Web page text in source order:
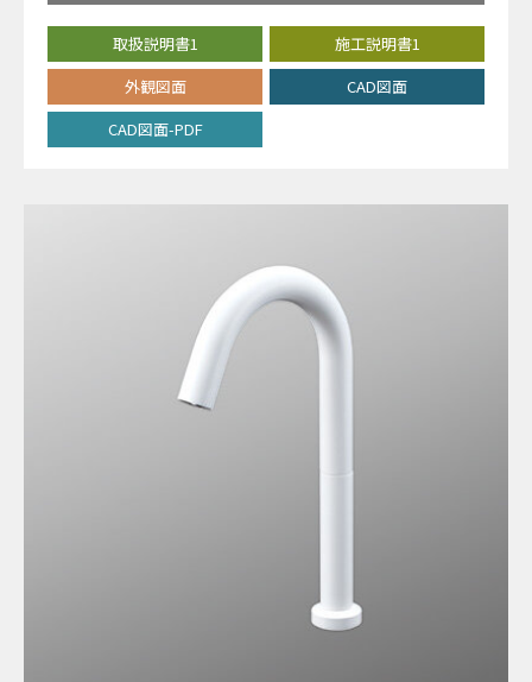
取扱説明書1
施工説明書1
外観図面
CAD図面
CAD図面-PDF